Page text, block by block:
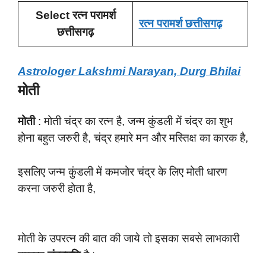
Select रत्न परामर्श
छत्तीसगढ़
रत्न परामर्श छत्तीसगढ़
Astrologer Lakshmi Narayan, Durg Bhilai
मोती
मोती: मोती चंद्र का रत्न है, जन्म कुंडली में चंद्र का शुभ
होना बहुत जरुरी है, चंद्र हमारे मन और मस्तिक्ष का कारक है,
इसलिए जन्म कुंडली में कमजोर चंद्र के लिए मोती धारण
करना जरुरी होता है,
मोती के उपरत्न की बात की जाये तो इसका सबसे लाभकारी